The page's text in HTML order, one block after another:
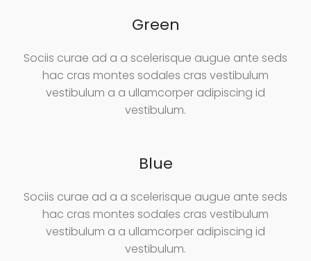
Green
Sociis curae ad a a scelerisque augue ante seds
hac cras montes sodales cras vestibulum
vestibulum a a ullamcorper adipiscing id
vestibulum.
Blue
Sociis curae ad a a scelerisque augue ante seds
hac cras montes sodales cras vestibulum
vestibulum a a ullamcorper adipiscing id
vestibulum.